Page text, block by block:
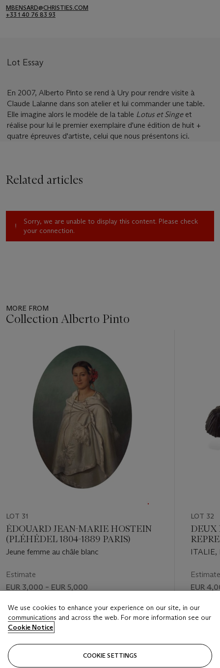
MBENSARD@CHRISTIES.COM
+33 1 40 76 83 93
Lot Essay
En 2007, Alberto Pinto se rend à Ury pour rendre visite à
Claude Lalanne dans son atelier et lui commander une table.
Elle imagine alors le modèle de la table Lotus et Singe et
réalise pour lui le premier exemplaire d'une édition de huit +
quatre épreuves d'artiste, celui que nous présentons ici.
Related articles
Sorry, we are unable to display this content. Please check
your connection.
MORE FROM
Collection Alberto Pinto
LOT 31
ÉDOUARD JEAN-MARIE HOSTEIN
(PLÉHÉDEL 1804-1889 PARIS)
Jeune femme au châle blanc
Estimate
EUR 3,000 – EUR 5,000
Price realised
EUR 13,750
LOT 32
DEUX
ITALIE,
Estimate
EUR
Price
EUR
We use cookies to enhance your experience on our site, in our
communications and across the web. For more information see our
Cookie Notice
COOKIE SETTINGS